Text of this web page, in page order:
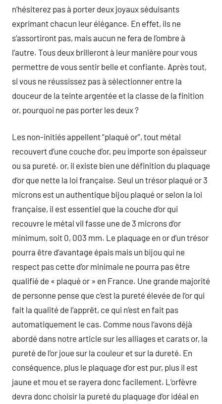
n’hésiterez pas à porter deux joyaux séduisants
exprimant chacun leur élégance. En effet, ils ne
s’assortiront pas, mais aucun ne fera de l’ombre à
l’autre. Tous deux brilleront à leur manière pour vous
permettre de vous sentir belle et confiante. Après tout,
si vous ne réussissez pas à sélectionner entre la
douceur de la teinte argentée et la classe de la finition
or, pourquoi ne pas porter les deux ?
Les non-initiés appellent “plaqué or”, tout métal
recouvert d’une couche d’or, peu importe son épaisseur
ou sa pureté. or, il existe bien une définition du plaquage
d’or que nette la loi française. Seul un trésor plaqué or 3
microns est un authentique bijou plaqué or selon la loi
française, il est essentiel que la couche d’or qui
recouvre le métal vil fasse une de 3 microns d’or
minimum, soit 0, 003 mm. Le plaquage en or d’un trésor
pourra être d’avantage épais mais un bijou qui ne
respect pas cette d’or minimale ne pourra pas être
qualifié de « plaqué or » en France. Une grande majorité
de personne pense que c’est la pureté élevée de l’or qui
fait la qualité de l’apprêt, ce qui n’est en fait pas
automatiquement le cas. Comme nous l’avons déjà
abordé dans notre article sur les alliages et carats or, la
pureté de l’or joue sur la couleur et sur la dureté. En
conséquence, plus le plaquage d’or est pur, plus il est
jaune et mou et se rayera donc facilement. L’orfèvre
devra donc choisir la pureté du plaquage d’or idéal en